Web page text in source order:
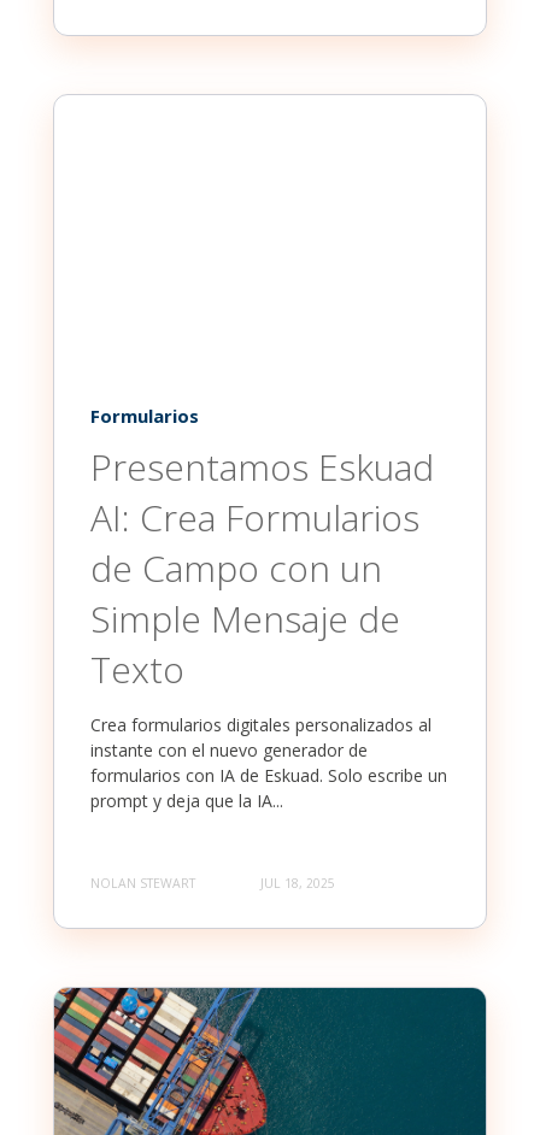
Formularios
Presentamos Eskuad
AI: Crea Formularios
de Campo con un
Simple Mensaje de
Texto
Crea formularios digitales personalizados al
instante con el nuevo generador de
formularios con IA de Eskuad. Solo escribe un
prompt y deja que la IA...
NOLAN STEWART JUL 18, 2025